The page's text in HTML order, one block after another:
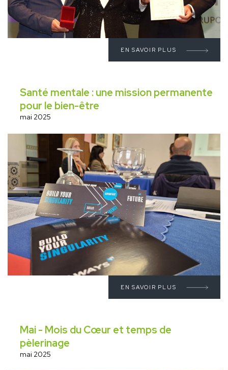
EN SAVOIR PLUS
Santé mentale : une mission permanente
pour le bien-être
mai 2025
EN SAVOIR PLUS
Mai - Mois du Cœur et temps de
pèlerinage
mai 2025